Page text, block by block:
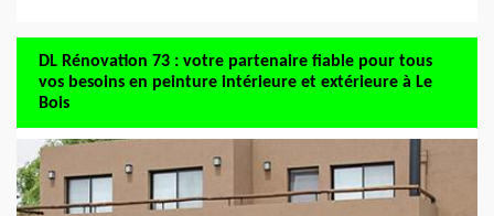
DL Rénovation 73 : votre partenaire fiable pour tous
vos besoins en peinture intérieure et extérieure à Le
Bois